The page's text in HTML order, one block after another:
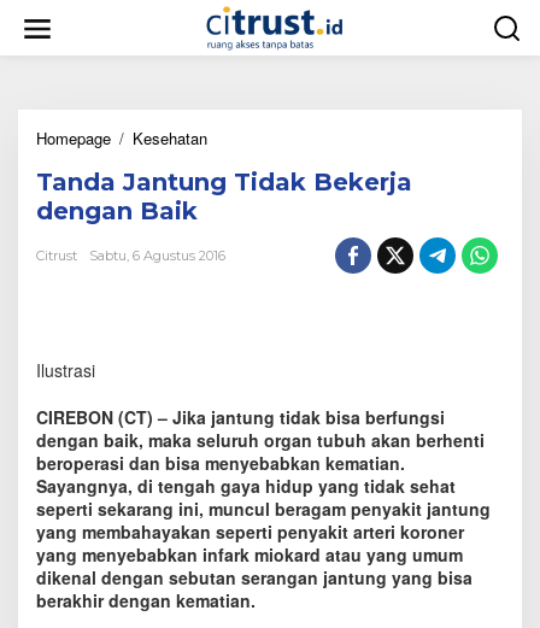
w
Homepage / Kesehatan
n
d
J
a
d
a
k
B
e
k
e
r
j
Tanda Jantung Tidak Bekerja
dengan Baik
Citrust Sabtu, 6 Agustus 2016
Ilustrasi
CIREBON (CT) – Jika jantung tidak bisa berfungsi
dengan baik, maka seluruh organ tubuh akan berhenti
beroperasi dan bisa menyebabkan kematian.
Sayangnya, di tengah gaya hidup yang tidak sehat
seperti sekarang ini, muncul beragam penyakit jantung
yang membahayakan seperti penyakit arteri koroner
yang menyebabkan infark miokard atau yang umum
dikenal dengan sebutan serangan jantung yang bisa
berakhir dengan kematian.